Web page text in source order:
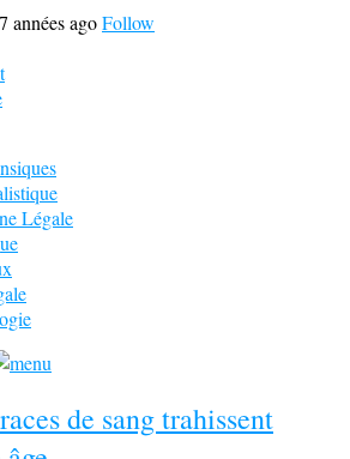
années agoFollow
Légale
de sang trahissent